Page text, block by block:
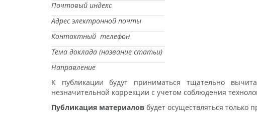
Почтовый индекс
Адрес электронной почты
Контактный телефон
Тема доклада (название статьи)
Направление
К публикации будут приниматься тщательно
незначительной коррекции с учетом соблюдения
Публикация материалов будет осуществляться только